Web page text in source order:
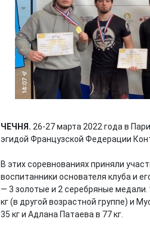
ЧЕЧНЯ. 26-27 марта 2022 года в
эгидой Французской Федерации
В этих соревнованиях приняли
воспитанники основателя клуба и
— 3 золотые и 2 серебряные
кг (в другой возрастной группе) и
35 кг и Адлана Патаева в 77 кг.